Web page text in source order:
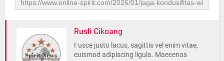
Rusli Cikoang
Fusce justo lacus, sagittis vel enim vitae,
euismod adipiscing ligula. Maecenas